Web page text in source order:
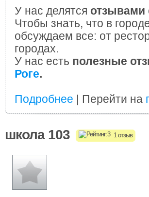
У нас делятся отзывами
Чтобы знать, что в
обсуждаем все: от
городах.
У нас есть полезные
Роге.
Подробнее | Перейти на
школа 103 1 отзыв